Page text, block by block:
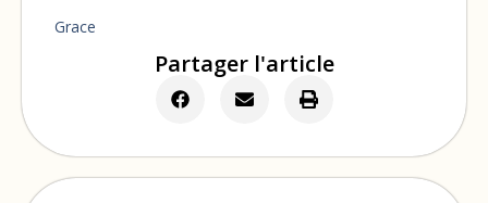
Grace
Partager l'article